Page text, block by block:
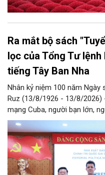
Ra mắt bộ sách
lọc của Tổng Tư
tiếng Tây Ban Nha
Nhân kỷ niệm 100 năm Ngày
Ruz (13/8/1926 - 13/8/2026)
mạng Cuba, người bạn lớn,
Đảng, Nhà nước và nhân dân
Nhà xuất bản Chính trị quốc
giáo Trung ương tổ chức Lễ
tác phẩm chọn lọc của Tổng
tập bằng tiếng Tây Ban Nha.